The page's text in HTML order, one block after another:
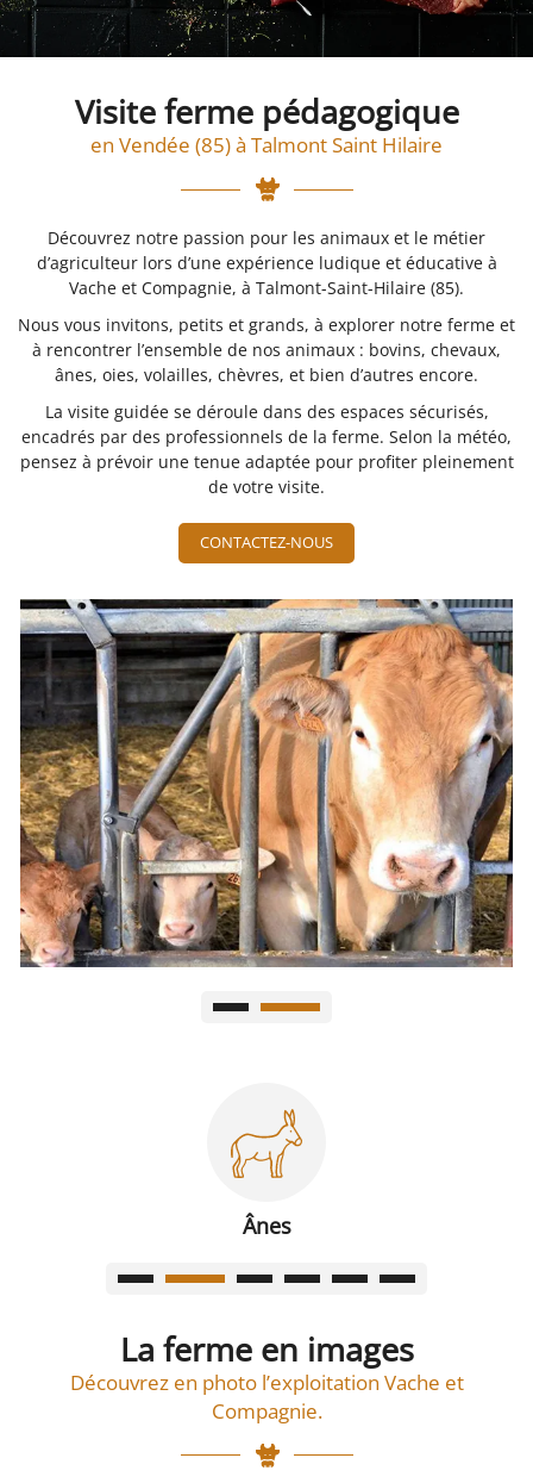
ACCUEIL
PRODUITS
AVIS
ACTUALITÉS
CONTACT
06 18 74 04
Restez
Visite ferme pédagogique
en Vendée (85) à Talmont Saint Hilaire
Découvrez notre passion pour les animaux et le métier
d’agriculteur lors d’une expérience ludique et éducative à
Vache et Compagnie, à Talmont-Saint-Hilaire (85).
Nous vous invitons, petits et grands, à explorer notre ferme et
à rencontrer l’ensemble de nos animaux : bovins, chevaux,
ânes, oies, volailles, chèvres, et bien d’autres encore.
La visite guidée se déroule dans des espaces sécurisés,
encadrés par des professionnels de la ferme. Selon la météo,
pensez à prévoir une tenue adaptée pour profiter pleinement
de votre visite.
CONTACTEZ-NOUS
Ânes
La ferme en images
Découvrez en photo l’exploitation Vache et
Compagnie.